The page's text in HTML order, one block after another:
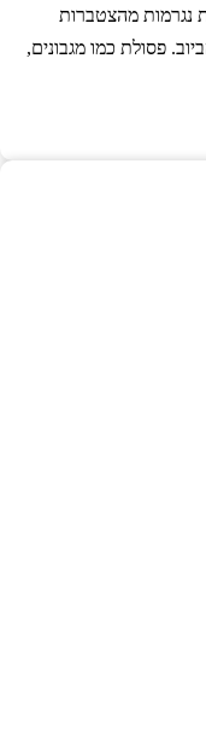
נגרמות מהצטברות
פסולת כמו מגבונים,